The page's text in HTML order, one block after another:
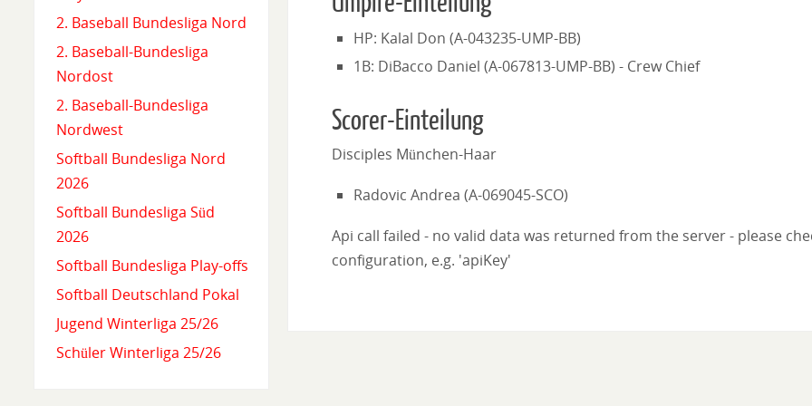
HP: Kalal Don (A-043235-UMP-BB)
1B: DiBacco Daniel (A-067813-UMP-BB) - Crew Chief
Scorer-Einteilung
Disciples München-Haar
Radovic Andrea (A-069045-SCO)
Api call failed - no valid data was returned from the server - please
configuration, e.g. 'apiKey'
2. Baseball Bundesliga Nord
2. Baseball-Bundesliga
Nordost
2. Baseball-Bundesliga
Nordwest
Softball Bundesliga Nord
2026
Softball Bundesliga Süd
2026
Softball Bundesliga Play-offs
Softball Deutschland Pokal
Jugend Winterliga 25/26
Schüler Winterliga 25/26